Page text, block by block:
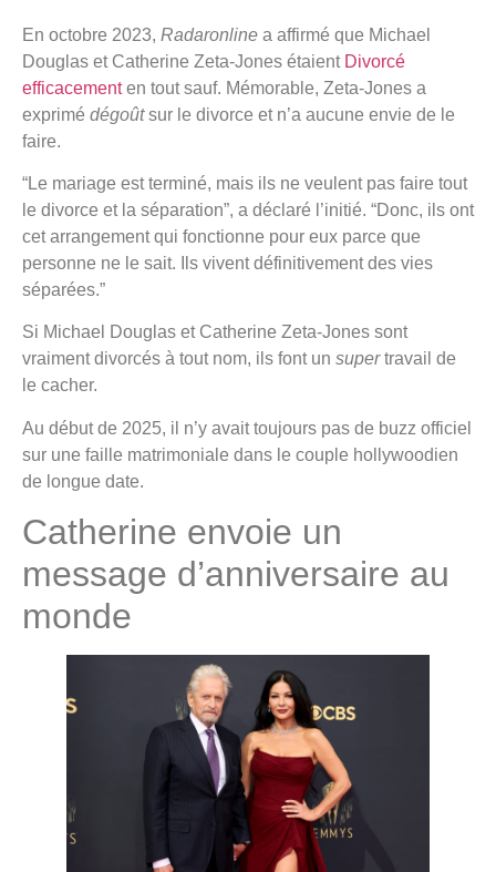
En octobre 2023, Radaronline a affirmé que Michael
Douglas et Catherine Zeta-Jones étaient Divorcé
efficacementen tout sauf. Mémorable, Zeta-Jones a
exprimé dégoûtsur le divorce et n’a aucune envie de le
faire.
“Le mariage est terminé, mais ils ne veulent pas faire tout
le divorce et la séparation”, a déclaré l’initié. “Donc, ils ont
cet arrangement qui fonctionne pour eux parce que
personne ne le sait. Ils vivent définitivement des vies
séparées.”
Si Michael Douglas et Catherine Zeta-Jones sont
vraiment divorcés à tout nom, ils font un supertravail de
le cacher.
Au début de 2025, il n’y avait toujours pas de buzz officiel
sur une faille matrimoniale dans le couple hollywoodien
de longue date.
Catherine envoie un
message d’anniversaire au
monde